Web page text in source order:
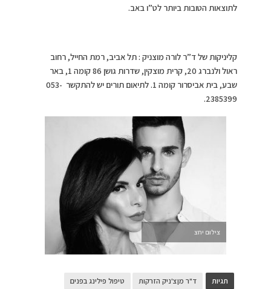
לתוצאות הטובות ביותר לט”ו באב.
קליניקות של ד”ר לורה מוצניק : תל אביב, רמת החייל, רחוב
ראול ולנברג 20, קרית מוצקין, שדרות גושן 86 קומה 1, באר
שבע, בית אביסרור קומה 1. לתיאום תורים יש להתקשר 053-
2385399.
צילום יחצ
תגיות ד"ר מןצ'ניק הזרקות
טיפול פילינג בפנים